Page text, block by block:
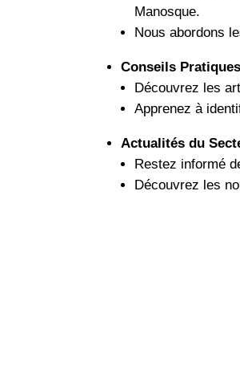
Manosque.
Nous abordons
Conseils
Découvrez les
Apprenez à
Actualités du
Restez informé
Découvrez les